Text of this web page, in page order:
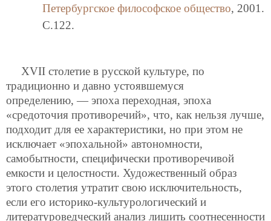
Петербургское философское общество, 2001.
C.122.
XVII столетие в русской культуре, по
традиционно и давно устоявшемуся
определению, — эпоха переходная, эпоха
«средоточия противоречий», что, как нельзя лучше,
подходит для ее характеристики, но при этом не
исключает «эпохальной» автономности,
самобытности, специфически противоречивой
емкости и целостности. Художественный образ
этого столетия утратит свою исключительность,
если его историко-культурологический и
литературоведческий анализ лишить соотнесенности